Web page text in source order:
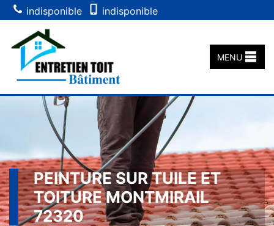
indisponible indisponible
MENU
PEINTURE SUR TUILE ET
TOITURE MONTMIRAIL
72320